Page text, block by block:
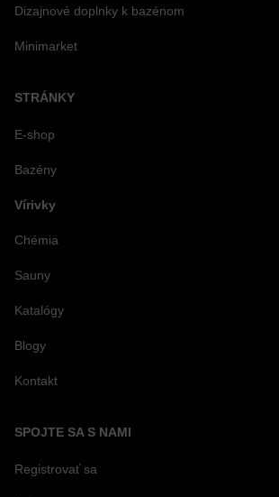
Dizajnové doplnky k bazénom
Minimarket
STRÁNKY
E-shop
Bazény
Vírivky
Chémia
Sauny
Katalógy
Blogy
Kontakt
SPOJTE SA S NAMI
Registrovať sa